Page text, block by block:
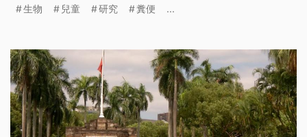
糞便樣本協助診斷自閉症的工具，靈敏度達91%，為
生物 兒童 研究 糞便 ...